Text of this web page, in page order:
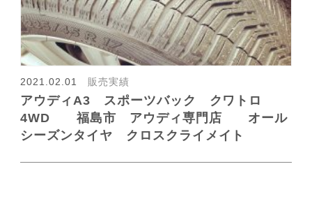
2021.02.01 販売実績
アウディA3 スポーツバック クワトロ
4WD 福島市 アウディ専門店 オール
シーズンタイヤ クロスクライメイト